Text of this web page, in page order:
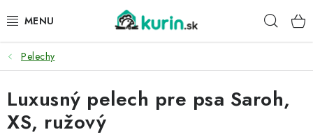
na
PRE HYDINU
PRE PSY
PRE ZAJACE
Pelechy
Luxusný pelech pre psa Saroh,
XS, ružový